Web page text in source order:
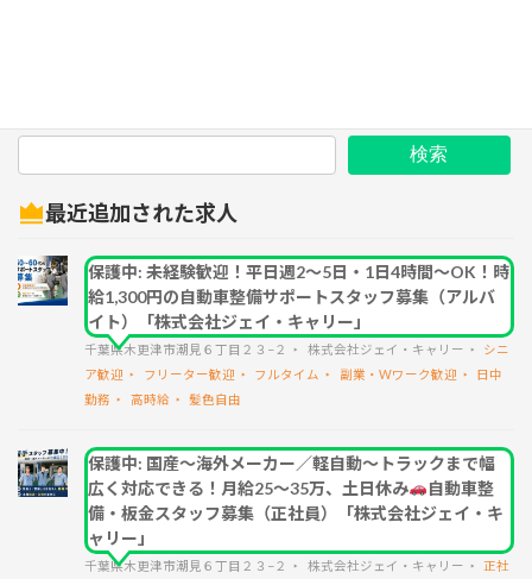
検索
最近追加された求人
保護中: 未経験歓迎！平日週2～5日・1日4時間～OK！時
給1,300円の自動車整備サポートスタッフ募集（アルバ
イト）「株式会社ジェイ・キャリー」
千葉県木更津市潮見６丁目２３−２ 株式会社ジェイ・キャリー
シニ
ア歓迎
フリーター歓迎 フルタイム 副業・Wワーク歓迎
日中
勤務
高時給 髪色自由
保護中: 国産～海外メーカー／軽自動～トラックまで幅
広く対応できる！月給25～35万、土日休み
自動車整
備・板金スタッフ募集（正社員）「株式会社ジェイ・キ
ャリー」
千葉県木更津市潮見６丁目２３−２ 株式会社ジェイ・キャリー
正社